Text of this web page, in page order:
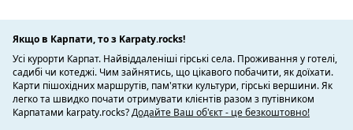
Якщо в Карпати, то з Karpaty.rocks!
Усі курорти Карпат. Найвіддаленіші гірські села. Проживання у готелі,
садибі чи котеджі. Чим зайнятись, що цікавого побачити, як доїхати.
Карти пішохідних маршрутів, пам'ятки культури, гірські вершини. Як
легко та швидко почати отримувати клієнтів разом з путівником
Карпатами karpaty.rocks?Додайте Ваш об'єкт - це безкоштовно!